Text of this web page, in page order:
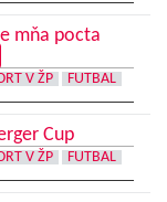
mňa pocta
V ŽP FUTBAL
Cup
V ŽP FUTBAL